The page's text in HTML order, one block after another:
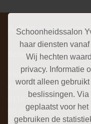
Schoonheidssalon
haar diensten
Wij hechten
privacy. Informatie
wordt alleen
beslissingen.
geplaatst voor
gebruiken de
Adres gegevens
Schoonheidssalon
Vesting 35
4388 WJ Oost-Souburg
0118 474302
06 48949434